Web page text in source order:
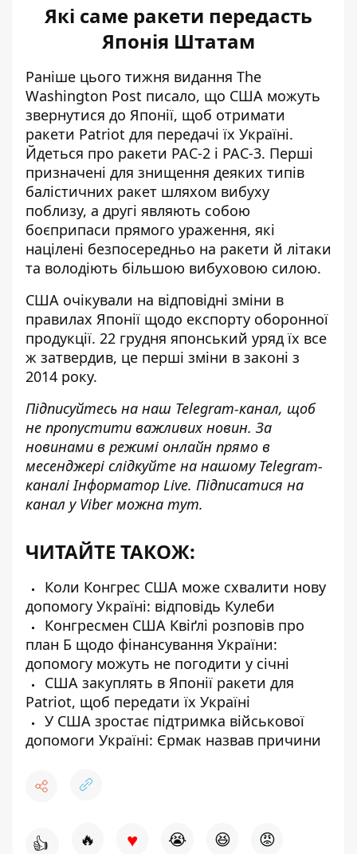
Які саме ракети передасть
Японія Штатам
Раніше цього тижня видання The
Washington Post писало, що США можуть
звернутися до Японії, щоб отримати
ракети Patriot для передачі їх Україні.
Йдеться про ракети PAC-2 і PAC-3. Перші
призначені для знищення деяких типів
балістичних ракет шляхом вибуху
поблизу, а другі являють собою
боєприпаси прямого ураження, які
націлені безпосередньо на ракети й літаки
та володіють більшою вибуховою силою.
США очікували на відповідні зміни в
правилах Японії щодо експорту оборонної
продукції. 22 грудня японський уряд їх все
ж затвердив, це перші зміни в законі з
2014 року.
Підписуйтесь на наш Telegram-канал, щоб
не пропустити важливих новин. За
новинами в режимі онлайн прямо в
месенджері слідкуйте на нашому Telegram-
каналіІнформатор Live. Підписатися на
канал у Viber можна тут.
ЧИТАЙТЕ ТАКОЖ:
Коли Конгрес США може схвалити нову
допомогу Україні: відповідь Кулеби
Конгресмен США Квіґлі розповів про
план Б щодо фінансування України:
допомогу можуть не погодити у січні
США закуплять в Японії ракети для
Patriot, щоб передати їх Україні
У США зростає підтримка військової
допомоги Україні: Єрмак назвав причини
👍 🔥 ♥ 😭 😆 😡